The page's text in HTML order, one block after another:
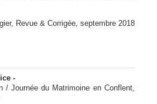
Revue & Corrigée, septembre 2018
-
/ Journée du Matrimoine en Conflent,